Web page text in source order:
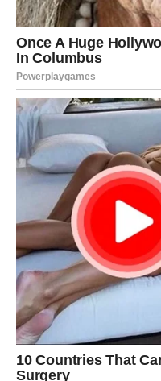
Jedna izjava koja može
“Prestara si za to.” Žena
baviti se aktivnostima
stjecanja novih vještina ili
strast i osobni rast nemaju
ograniče njezinu
predstavlja neoprostiv čin
Podnošenje prisutnosti
postaje sve neodrživije
postaje najvrjedniji resurs.
smije se protraćiti na one
kritiziranje, zavist ili
prijateljstva trebaju služiti
razumijevanja. Sve ostalo
Osjećaj neugodnosti u
tjelesnošću uobičajen je